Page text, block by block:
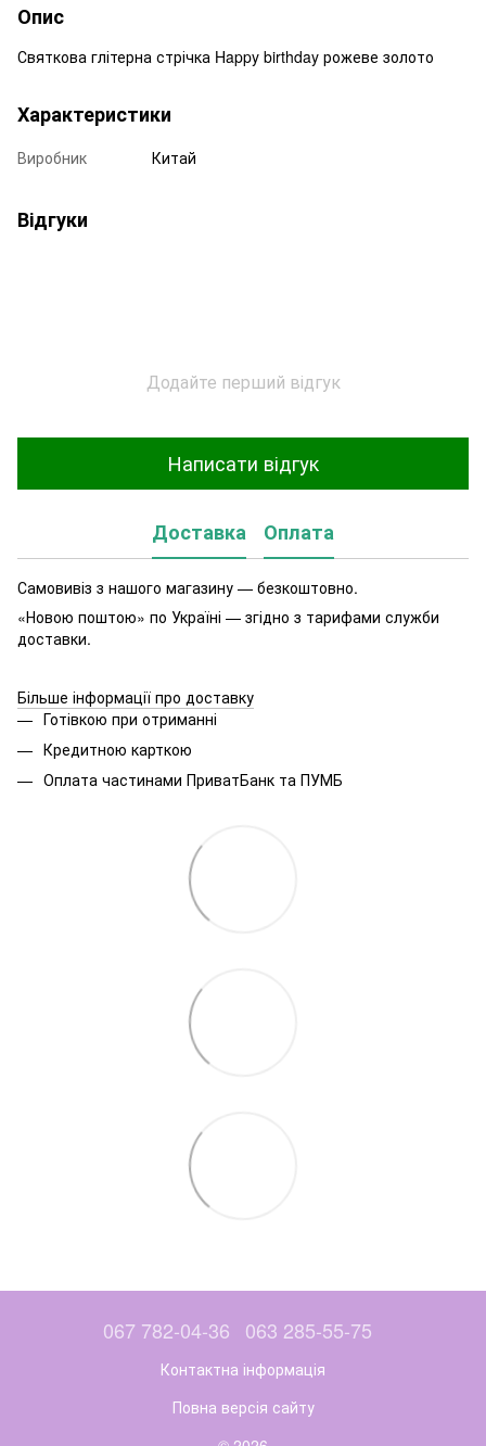
Опис
Святкова глітерна стрічка Happy birthday рожеве золото
Характеристики
Виробник Китай
Відгуки
Додайте перший відгук
Написати відгук
Доставка Оплата
Самовивіз з нашого магазину — безкоштовно.
«Новою поштою» по Україні — згідно з тарифами служби
доставки.
Більше інформації про доставку
Готівкою при отриманні
Кредитною карткою
Оплата частинами ПриватБанк та ПУМБ
067 782-04-36 063 285-55-75
Контактна інформація
Повна версія сайту